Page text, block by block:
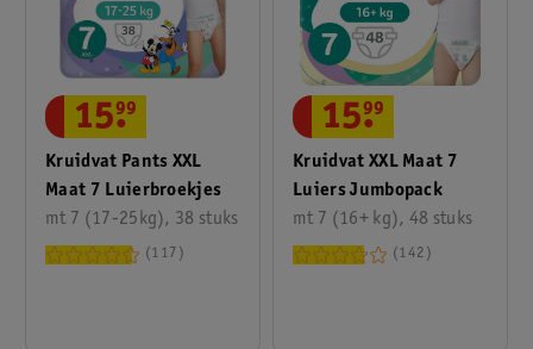
Kruidvat Pants XXL
Maat 7 Luierbroekjes
mt 7 (17-25kg), 38 stuks
15.
99
117
Kruidvat XXL Maat 7
Luiers Jumbopack
mt 7 (16+ kg), 48 stuks
15.
99
142